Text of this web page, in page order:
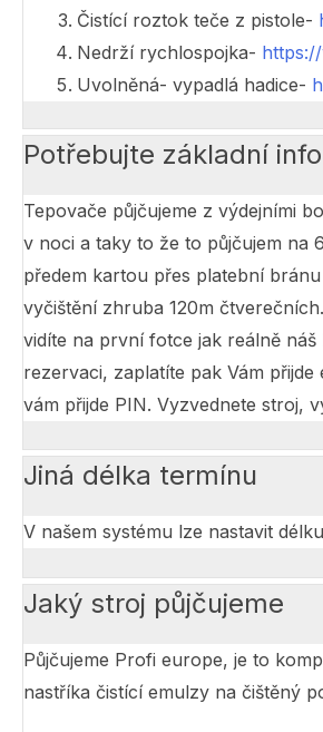
Čistící roztok teče z pistole-
Nedrží rychlospojka-
Uvolněná- vypadlá hadice-
Potřebujte základní
Tepovače půjčujeme z výdejními
v noci a taky to že to půjčujem na
předem kartou přes platební
vyčištění zhruba 120m
vidíte na první fotce jak reálně
rezervaci, zaplatíte pak Vám
vám přijde PIN. Vyzvednete stroj,
Jiná délka termínu
V našem systému lze nastavit
Jaký stroj půjčujeme
Půjčujeme Profi europe, je to
nastříka čistící emulzy na čištěný